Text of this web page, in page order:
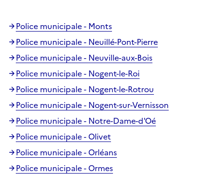
Police municipale - Monts
Police municipale - Neuillé-Pont-Pierre
Police municipale - Neuville-aux-Bois
Police municipale - Nogent-le-Roi
Police municipale - Nogent-le-Rotrou
Police municipale - Nogent-sur-Vernisson
Police municipale - Notre-Dame-d'Oé
Police municipale - Olivet
Police municipale - Orléans
Police municipale - Ormes